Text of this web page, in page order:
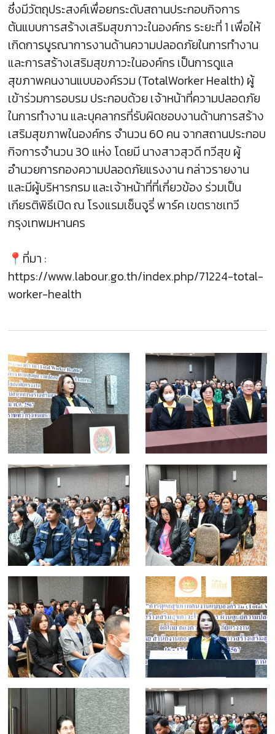
ซึ่งมีวัตถุประสงค์เพื่อยกระดับสถานประกอบกิจการ
ต้นแบบการสร้างเสริมสุขภาวะในองค์กร ระยะที่ 1 เพื่อให้
เกิดการบูรณาการงานด้านความปลอดภัยในการทำงาน
และการสร้างเสริมสุขภาวะในองค์กร เป็นการดูแล
สุขภาพคนงานแบบองค์รวม (TotalWorker Health) ผู้
เข้าร่วมการอบรม ประกอบด้วย เจ้าหน้าที่ความปลอดภัย
ในการทำงาน และบุคลากรที่รับผิดชอบงานด้านการสร้าง
เสริมสุขภาพในองค์กร จำนวน 60 คน จากสถานประกอบ
กิจการจำนวน 30 แห่ง โดยมี นางสาวสุวดี ทวีสุข ผู้
อำนวยการกองความปลอดภัยแรงงาน กล่าวรายงาน
และมีผู้บริหารกรม และเจ้าหน้าที่ที่เกี่ยวข้อง ร่วมเป็น
เกียรติพิธีเปิด ณ โรงแรมเซ็นจูรี่ พาร์ค เขตราชเทวี
กรุงเทพมหานคร
📍ที่มา :
https://www.labour.go.th/index.php/71224-total-
worker-health